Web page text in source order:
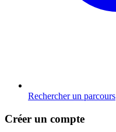
Rechercher un parcours
Créer un compte